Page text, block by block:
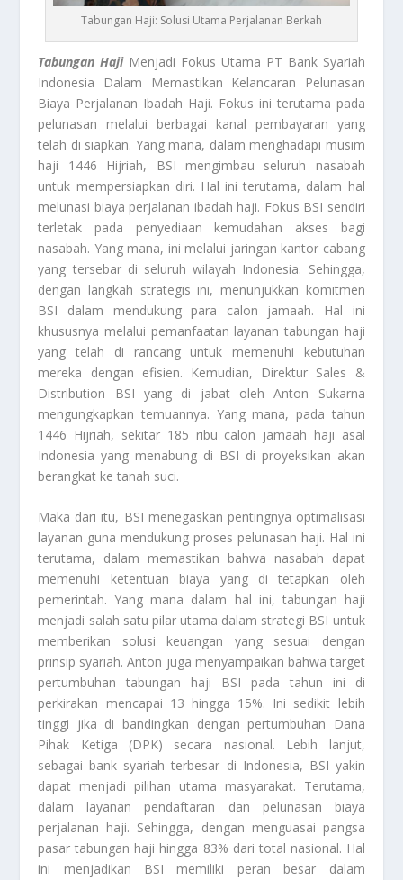
Tabungan Haji: Solusi Utama Perjalanan Berkah
Tabungan HajiMenjadi Fokus Utama PT Bank Syariah
Indonesia Dalam Memastikan Kelancaran Pelunasan
Biaya Perjalanan Ibadah Haji. Fokus ini terutama pada
pelunasan melalui berbagai kanal pembayaran yang
telah di siapkan. Yang mana, dalam menghadapi musim
haji 1446 Hijriah, BSI mengimbau seluruh nasabah
untuk mempersiapkan diri. Hal ini terutama, dalam hal
melunasi biaya perjalanan ibadah haji. Fokus BSI sendiri
terletak pada penyediaan kemudahan akses bagi
nasabah. Yang mana, ini melalui jaringan kantor cabang
yang tersebar di seluruh wilayah Indonesia. Sehingga,
dengan langkah strategis ini, menunjukkan komitmen
BSI dalam mendukung para calon jamaah. Hal ini
khususnya melalui pemanfaatan layanan tabungan haji
yang telah di rancang untuk memenuhi kebutuhan
mereka dengan efisien. Kemudian, Direktur Sales &
Distribution BSI yang di jabat oleh Anton Sukarna
mengungkapkan temuannya. Yang mana, pada tahun
1446 Hijriah, sekitar 185 ribu calon jamaah haji asal
Indonesia yang menabung di BSI di proyeksikan akan
berangkat ke tanah suci.
Maka dari itu, BSI menegaskan pentingnya optimalisasi
layanan guna mendukung proses pelunasan haji. Hal ini
terutama, dalam memastikan bahwa nasabah dapat
memenuhi ketentuan biaya yang di tetapkan oleh
pemerintah. Yang mana dalam hal ini, tabungan haji
menjadi salah satu pilar utama dalam strategi BSI untuk
memberikan solusi keuangan yang sesuai dengan
prinsip syariah. Anton juga menyampaikan bahwa target
pertumbuhan tabungan haji BSI pada tahun ini di
perkirakan mencapai 13 hingga 15%. Ini sedikit lebih
tinggi jika di bandingkan dengan pertumbuhan Dana
Pihak Ketiga (DPK) secara nasional. Lebih lanjut,
sebagai bank syariah terbesar di Indonesia, BSI yakin
dapat menjadi pilihan utama masyarakat. Terutama,
dalam layanan pendaftaran dan pelunasan biaya
perjalanan haji. Sehingga, dengan menguasai pangsa
pasar tabungan haji hingga 83% dari total nasional. Hal
ini menjadikan BSI memiliki peran besar dalam